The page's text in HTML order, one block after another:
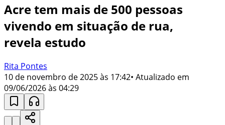
Acre tem mais de 500 pessoas
vivendo em situação de rua,
revela estudo
Rita Pontes
10 de novembro de 2025 às 17:42• Atualizado em
09/06/2026 às 04:29